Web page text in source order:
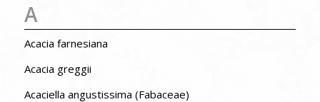
A
Acacia farnesiana
Acacia greggii
Acaciella angustissima (Fabaceae)